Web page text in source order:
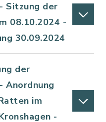
Sitzung der
08.10.2024 -
30.09.2024
der
Anordnung
im
-